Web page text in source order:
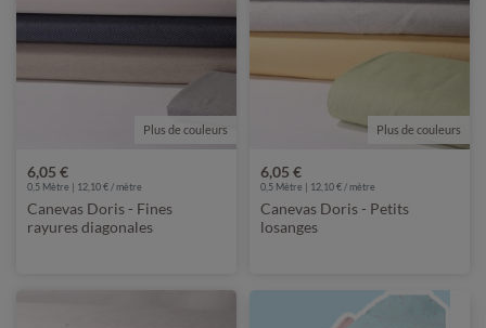
Plus de couleurs
6,05 €
0,5 Mètre | 12,10 € / mètre
Canevas Doris - Fines
rayures diagonales
Plus de couleurs
6,05 €
0,5 Mètre | 12,10 € / mètre
Canevas Doris - Petits
losanges